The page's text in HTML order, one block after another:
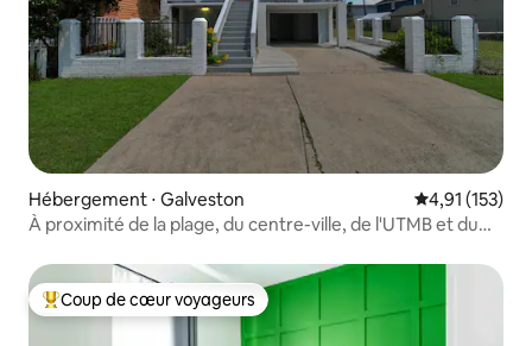
Hébergement ⋅ Galveston Évaluation
4,91 (153)
À proximité de la plage, du centre-ville, de l'UTMB et du
Coups de cœur voyageurs les plus appréciés
Coup de cœur voyageurs